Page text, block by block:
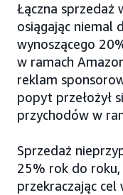
Łączna sprzedaż
osiągając niemal
wynoszącego
w ramach
reklam
popyt przełożył
przychodów w
Sprzedaż
25% rok do
przekraczając cel